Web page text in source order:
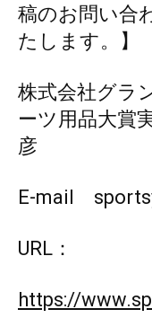
稿のお問い合
たします。】
株式会社グラ
ーツ用品大賞
彦
E-mail
URL：
https://